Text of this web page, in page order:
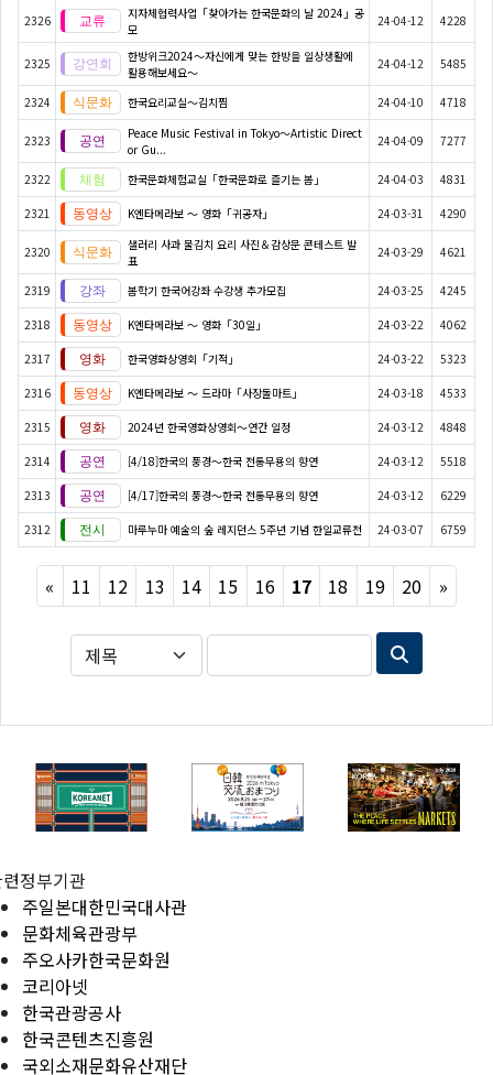
2326
지자체협력사업「찾아가는 한국문화의 날 2024」공
모
24-04-12 4228
2325
한방위크2024～자신에게 맞는 한방을 일상생활에
활용해보세요～
24-04-12 5485
2324 한국요리교실〜김치찜 24-04-10 4718
2323
Peace Music Festival in Tokyo～Artistic Direct
or Gu...
24-04-09 7277
2322 한국문화체험교실「한국문화로 즐기는 봄」 24-04-03 4831
2321 K엔타메라보 ～ 영화「귀공자」 24-03-31 4290
2320
샐러리 사과 물김치 요리 사진＆감상문 콘테스트 발
표
24-03-29 4621
2319 봄학기 한국어강좌 수강생 추가모집 24-03-25 4245
2318 K엔타메라보 ～ 영화「30일」 24-03-22 4062
2317 한국영화상영회「기적」 24-03-22 5323
2316 K엔타메라보 ～ 드라마「사장돌마트」 24-03-18 4533
2315 2024년 한국영화상영회～연간 일정 24-03-12 4848
2314 [4/18]한국의 풍경～한국 전통무용의 향연 24-03-12 5518
2313 [4/17]한국의 풍경～한국 전통무용의 향연 24-03-12 6229
2312 마루누마 예술의 숲 레지던스 5주년 기념 한일교류전 24-03-07 6759
« Previous
11 12 13 14 15 16 17 18 19 20 »Next
정부기관
주일본대한민국대사관
문화체육관광부
주오사카한국문화원
코리아넷
한국관광공사
한국콘텐츠진흥원
국외소재문화유산재단